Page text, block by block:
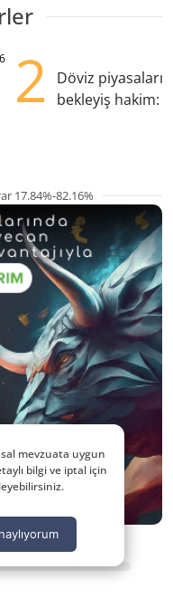
2
Döviz
bekleyiş hakim:
17.84%-82.16%
mevzuata uygun
bilgi ve iptal için